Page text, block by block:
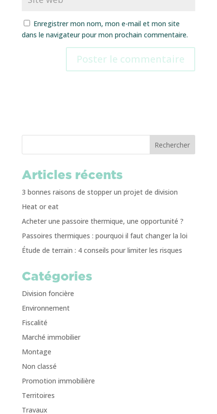
Enregistrer mon nom, mon e-mail et mon site
dans le navigateur pour mon prochain commentaire.
Rechercher
Articles récents
3 bonnes raisons de stopper un projet de division
Heat or eat
Acheter une passoire thermique, une opportunité ?
Passoires thermiques : pourquoi il faut changer la loi
Étude de terrain : 4 conseils pour limiter les risques
Catégories
Division foncière
Environnement
Fiscalité
Marché immobilier
Montage
Non classé
Promotion immobilière
Territoires
Travaux